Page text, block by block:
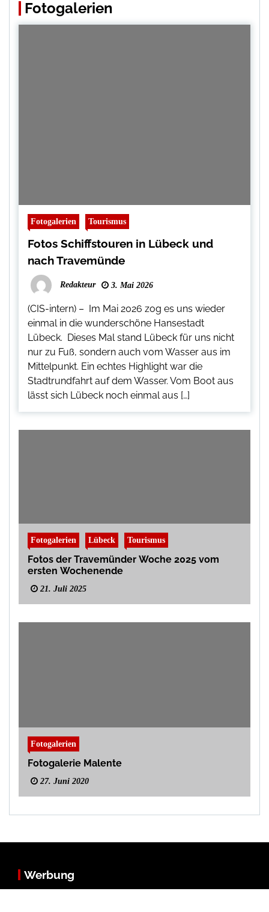
Fotogalerien
Fotogalerien Tourismus
Fotos Schiffstouren in Lübeck und
nach Travemünde
Redakteur 3. Mai 2026
(CIS-intern) – Im Mai 2026 zog es uns wieder
einmal in die wunderschöne Hansestadt
Lübeck. Dieses Mal stand Lübeck für uns nicht
nur zu Fuß, sondern auch vom Wasser aus im
Mittelpunkt. Ein echtes Highlight war die
Stadtrundfahrt auf dem Wasser. Vom Boot aus
lässt sich Lübeck noch einmal aus […]
Fotogalerien Lübeck Tourismus
Fotos der Travemünder Woche 2025 vom
ersten Wochenende
21. Juli 2025
Fotogalerien
Fotogalerie Malente
27. Juni 2020
Werbung